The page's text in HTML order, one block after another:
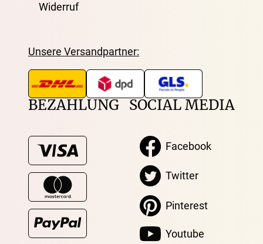
Widerruf
Unsere Versandpartner:
BEZAHLUNG SOCIAL MEDIA
Facebook
Twitter
Pinterest
Youtube